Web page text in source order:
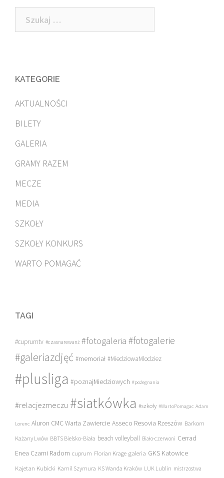
Szukaj:
KATEGORIE
AKTUALNOŚCI
BILETY
GALERIA
GRAMY RAZEM
MECZE
MEDIA
SZKOŁY
SZKOŁY KONKURS
WARTO POMAGAĆ
TAGI
#cuprumtv #czasnarewanż #fotogaleria #fotogalerie
#galeriazdjęć #memoriał #MiedziowaMlodziez
#plusliga #poznajMiedziowych #pożegnania
#relacjezmeczu #siatkówka #szkoły #WartoPomagac Adam
Lorenc Aluron CMC Warta Zawiercie Asseco Resovia Rzeszów Barkom
Każany Lwów BBTS Bielsko-Biała beach volleyball Biało-czerwoni Cerrad
Enea Czarni Radom cuprum Florian Krage galeria GKS Katowice
Kajetan Kubicki Kamil Szymura KS Wanda Kraków LUK Lublin mistrzostwa